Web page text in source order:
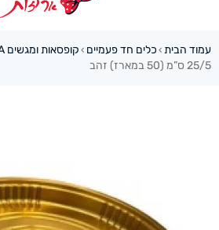
עמוד הבית › כלים חד פעמיים › קופסאות ומגשים TA
25/5 ס”מ (50 במארז) זהב